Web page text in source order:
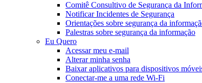
Comitê Consultivo de Segurança da
Notificar Incidentes de Segurança
Orientações sobre segurança da
Palestras sobre segurança da informação
Eu Quero
Acessar meu e-mail
Alterar minha senha
Baixar aplicativos para dispositivos
Conectar-me a uma rede Wi-Fi